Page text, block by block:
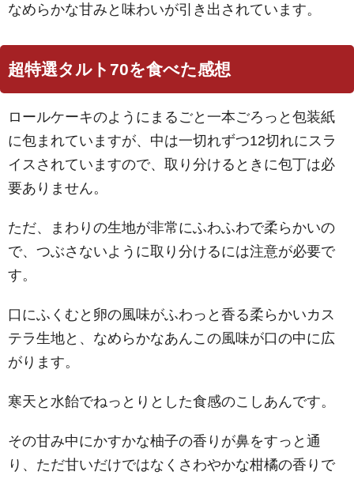
なめらかな甘みと味わいが引き出されています。
超特選タルト70を食べた感想
ロールケーキのようにまるごと一本ごろっと包装紙
に包まれていますが、中は一切れずつ12切れにスラ
イスされていますので、取り分けるときに包丁は必
要ありません。
ただ、まわりの生地が非常にふわふわで柔らかいの
で、つぶさないように取り分けるには注意が必要で
す。
口にふくむと卵の風味がふわっと香る柔らかいカス
テラ生地と、なめらかなあんこの風味が口の中に広
がります。
寒天と水飴でねっとりとした食感のこしあんです。
その甘み中にかすかな柚子の香りが鼻をすっと通
り、ただ甘いだけではなくさわやかな柑橘の香りで